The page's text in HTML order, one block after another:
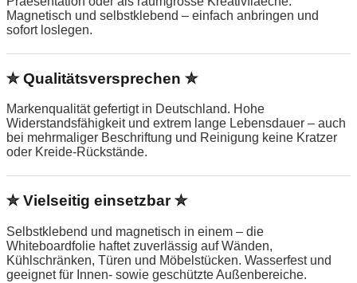
Magnetisch und selbstklebend – einfach anbringen und
sofort loslegen.
✮ Qualitätsversprechen ✮
Markenqualität gefertigt in Deutschland. Hohe
Widerstandsfähigkeit und extrem lange Lebensdauer – auch
bei mehrmaliger Beschriftung und Reinigung keine Kratzer
oder Kreide-Rückstände.
✮ Vielseitig einsetzbar ✮
Selbstklebend und magnetisch in einem – die
Whiteboardfolie haftet zuverlässig auf Wänden,
Kühlschränken, Türen und Möbelstücken. Wasserfest und
geeignet für Innen- sowie geschützte Außenbereiche.